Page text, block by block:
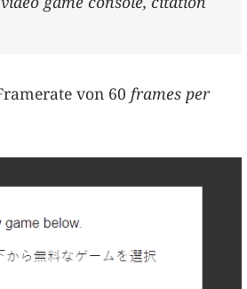
von 60 frames per